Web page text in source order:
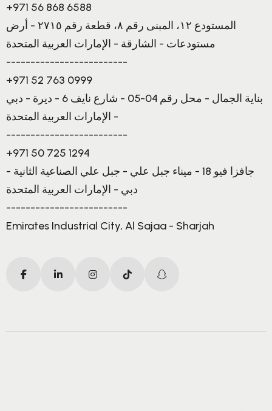
+971 56 868 6588
المستودع ١٢، المبنى رقم ٨، قطعة رقم ٢٧١٥ - أرض
مستودعات - الشارقة - الإمارات العربية المتحدة
-------------------------
+971 52 763 0999
بناية الجمال - محل رقم 04-05 - شارع نايف 6 - ديرة - دبي
- الإمارات العربية المتحدة
-------------------------
+971 50 725 1294
جافزا فيو 18 - ميناء جبل علي - جبل علي الصناعية الثانية -
دبي - الإمارات العربية المتحدة
-------------------------
Emirates Industrial City, Al Sajaa - Sharjah